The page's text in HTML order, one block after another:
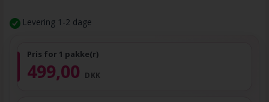
Levering 1-2 dage
Pris for 1 pakke(r)
499,00 DKK